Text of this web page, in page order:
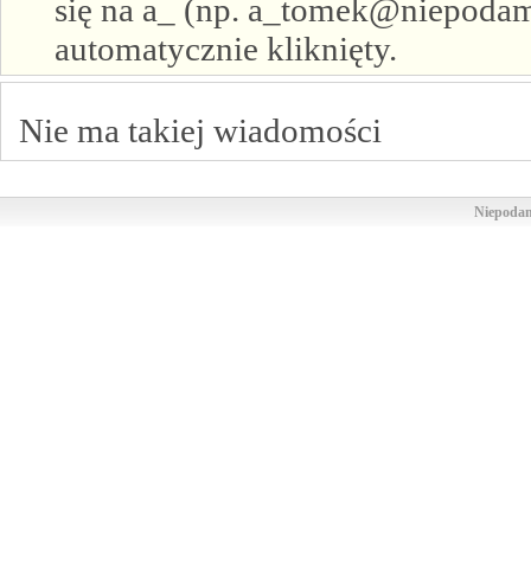
się na a_ (np.
automatycznie kliknięty.
Nie ma takiej wiadomości